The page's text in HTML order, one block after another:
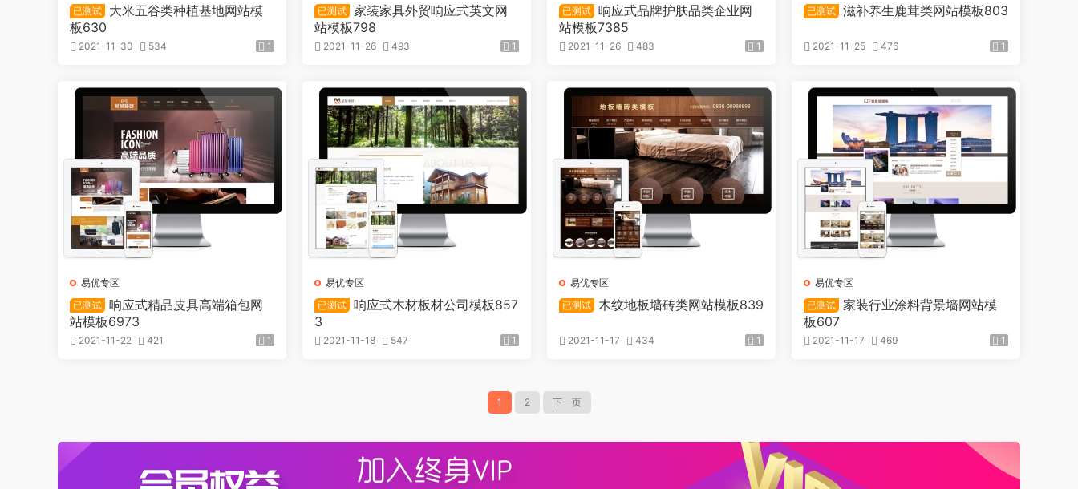
已测试
大米五谷类种植基地网站模
板630
2021-11-30 534 1
已测试 家装家具外贸响应式英文网
站模板798
2021-11-26 493 1
已测试 响应式品牌护肤品类企业网
站模板7385
2021-11-26 483 1
已测试 滋补养生鹿茸类网站模板803
2021-11-25 476 1
易优专区
已测试 响应式精品皮具高端箱包网
站模板6973
2021-11-22 421 1
易优专区
已测试 响应式木材板材公司模板857
3
2021-11-18 547 1
易优专区
已测试 木纹地板墙砖类网站模板839
2021-11-17 434 1
易优专区
已测试 家装行业涂料背景墙网站模
板607
2021-11-17 469 1
1 2 下一页